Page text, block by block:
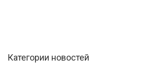
Категории новостей